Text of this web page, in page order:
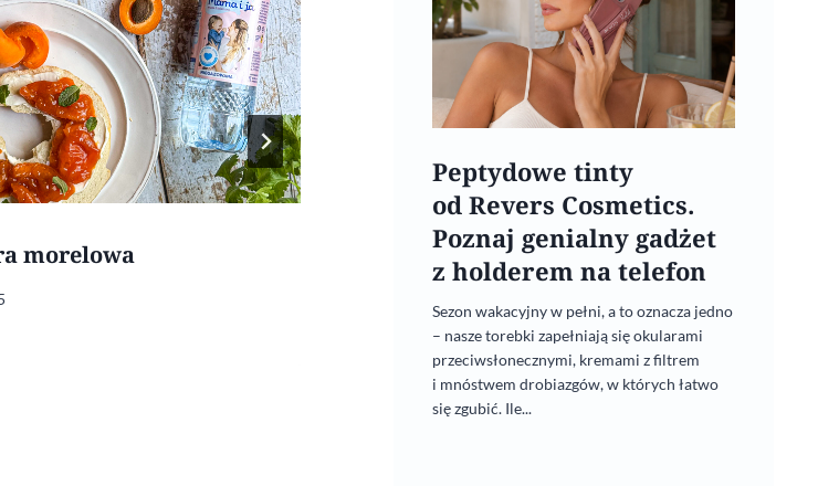
morelowa Zakwas z buraków
Peptydowe tinty
od Revers Cosmetics.
Poznaj genialny gadżet
z holderem na telefon
Sezon wakacyjny w pełni, a to oznacza jedno
– nasze torebki zapełniają się okularami
przeciwsłonecznymi, kremami z filtrem
i mnóstwem drobiazgów, w których łatwo
się zgubić. Ile...